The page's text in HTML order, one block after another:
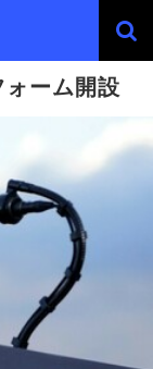
ーム開設